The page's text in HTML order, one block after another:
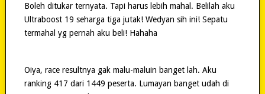
Boleh ditukar ternyata. Tapi harus lebih mahal. Belilah aku
Ultraboost 19 seharga tiga jutak! Wedyan sih ini! Sepatu
termahal yg pernah aku beli! Hahaha
Oiya, race resultnya gak malu-maluin banget lah. Aku
ranking 417 dari 1449 peserta. Lumayan banget udah di